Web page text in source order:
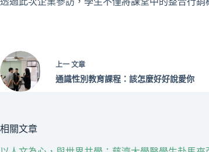
上一 文章
通識性別教育課程：該怎麼好好說愛你
相關文章